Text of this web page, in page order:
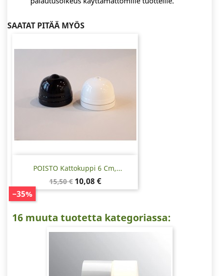
SAATAT PITÄÄ MYÖS
POISTO Kattokuppi 6 Cm,...
Normaalihinta
15,50 €
−35%
Hinta
10,08 €
16 muuta tuotetta kategoriassa: